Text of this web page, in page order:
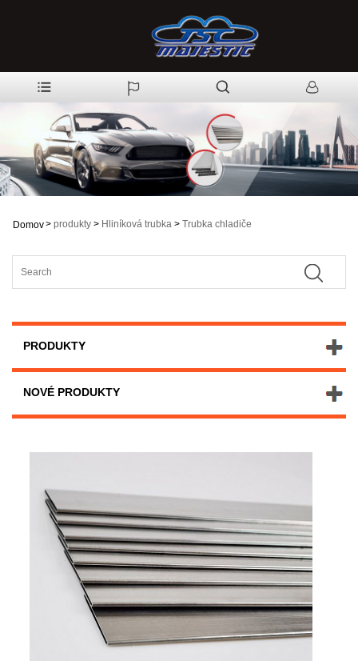
Domov> produkty > Hliníková trubka > Trubka chladiče
PRODUKTY
NOVÉ PRODUKTY